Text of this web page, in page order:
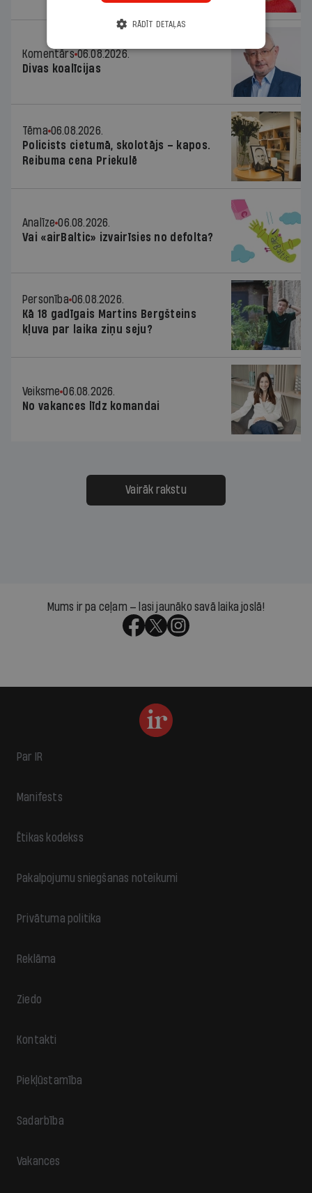
Komentārs 06.08.2026.
Divas koalīcijas
Tēma 06.08.2026.
Policists cietumā, skolotājs – kapos.
Reibuma cena Priekulē
Analīze 06.08.2026.
Vai «airBaltic» izvairīsies no defolta?
Personība 06.08.2026.
Kā 18 gadīgais Martins Bergšteins
kļuva par laika ziņu seju?
Veiksme 06.08.2026.
No vakances līdz komandai
Vairāk rakstu
Mums ir pa ceļam — lasi jaunāko savā laika joslā!
Par IR
Manifests
Ētikas kodekss
Pakalpojumu sniegšanas noteikumi
Privātuma politika
Reklāma
Ziedo
Kontakti
Piekļūstamība
Sadarbība
Vakances
RĀDĪT DETAĻAS